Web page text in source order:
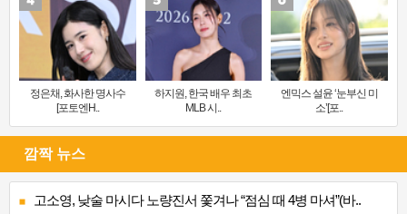
정은채, 화사한 명사수
[포토엔H..
하지원, 한국 배우 최초
MLB 시..
엔믹스 설윤 ‘눈부신 미
소’[포..
깜짝 뉴스
고소영, 낮술 마시다 노량진서 쫓겨나 “점심 때 4병 마셔”(바..